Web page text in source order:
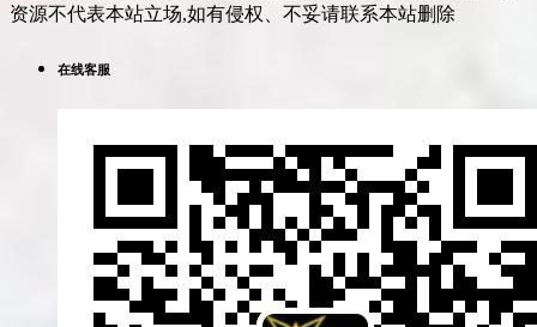
资源不代表本站立场,如有侵权、不妥请联系本站删除
在线客服